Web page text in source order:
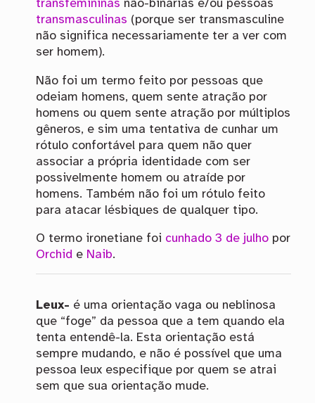
transfemininas não-binárias e/ou pessoas
transmasculinas (porque ser transmasculine
não significa necessariamente ter a ver com
ser homem).
Não foi um termo feito por pessoas que
odeiam homens, quem sente atração por
homens ou quem sente atração por múltiplos
gêneros, e sim uma tentativa de cunhar um
rótulo confortável para quem não quer
associar a própria identidade com ser
possivelmente homem ou atraíde por
homens. Também não foi um rótulo feito
para atacar lésbiques de qualquer tipo.
O termo ironetiane foi cunhado 3 de julhopor
Orchide Naib.
Leux- é uma orientação vaga ou neblinosa
que “foge” da pessoa que a tem quando ela
tenta entendê-la. Esta orientação está
sempre mudando, e não é possível que uma
pessoa leux especifique por quem se atrai
sem que sua orientação mude.